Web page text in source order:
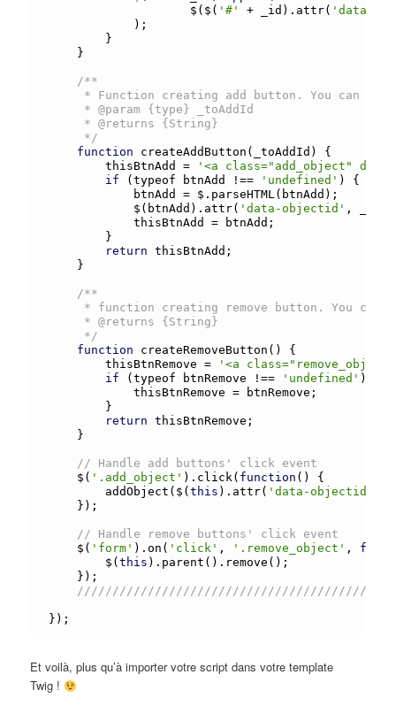
					$($(
'#' + _id). attr( 'data-
/**
	 */
function
createAddButton (_toAddId) {
		thisBtnAdd
=
'<a class="add_object"
if (typeof btnAdd !== 'undefined' ) {
			btnAdd
= $. parseHTML (btnAdd);
			$(btnAdd).
attr( 'data-objectid' ,
			thisBtnAdd
= btnAdd;
return thisBtnAdd;
/**
	 */
function
createRemoveButton () {
		thisBtnRemove
=
'<a
if (typeof btnRemove !== 'undefined' ) {
			thisBtnRemove
= btnRemove;
return thisBtnRemove;
// Handle add buttons' click event
	$(
'.add_object' ). click ( function () {
addObject ($(this ). attr( 'data-objectid'
// Handle remove buttons' click event
	$(
'form' ).on ( 'click' , '.remove_object' ,
		$(
this ). parent (). remove ();
Et voilà, plus qu’à importer votre script dans votre template
Twig !